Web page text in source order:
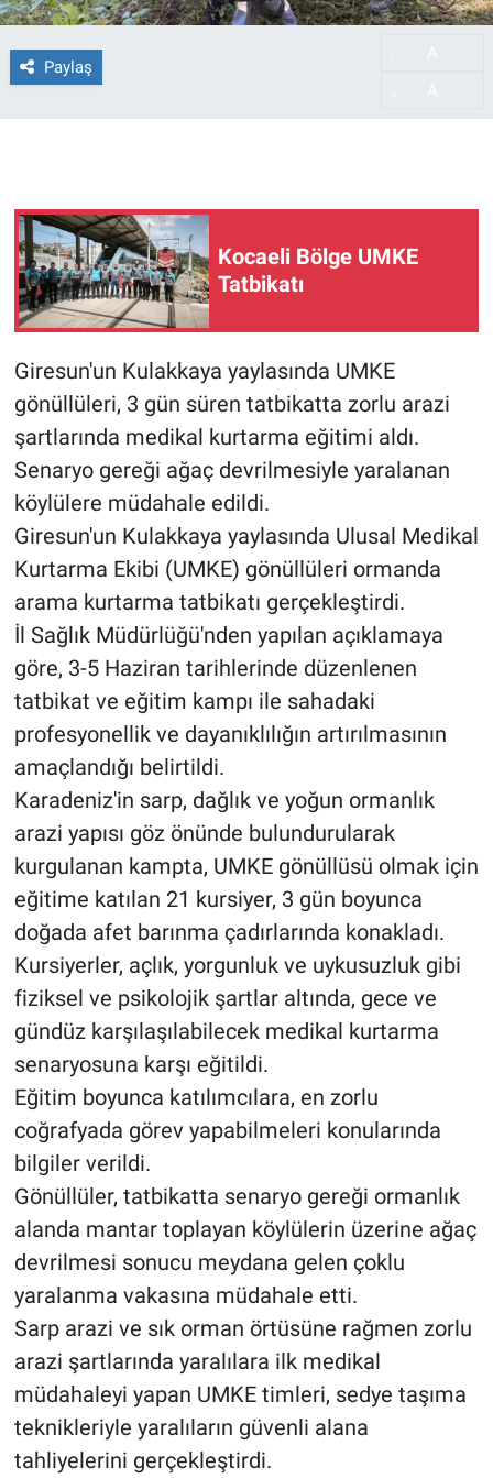
Paylaş
Kocaeli Bölge UMKE
Tatbikatı
Giresun'un Kulakkaya yaylasında UMKE
gönüllüleri, 3 gün süren tatbikatta zorlu arazi
şartlarında medikal kurtarma eğitimi aldı.
Senaryo gereği ağaç devrilmesiyle yaralanan
köylülere müdahale edildi.
Giresun'un Kulakkaya yaylasında Ulusal Medikal
Kurtarma Ekibi (UMKE) gönüllüleri ormanda
arama kurtarma tatbikatı gerçekleştirdi.
İl Sağlık Müdürlüğü'nden yapılan açıklamaya
göre, 3-5 Haziran tarihlerinde düzenlenen
tatbikat ve eğitim kampı ile sahadaki
profesyonellik ve dayanıklılığın artırılmasının
amaçlandığı belirtildi.
Karadeniz'in sarp, dağlık ve yoğun ormanlık
arazi yapısı göz önünde bulundurularak
kurgulanan kampta, UMKE gönüllüsü olmak için
eğitime katılan 21 kursiyer, 3 gün boyunca
doğada afet barınma çadırlarında konakladı.
Kursiyerler, açlık, yorgunluk ve uykusuzluk gibi
fiziksel ve psikolojik şartlar altında, gece ve
gündüz karşılaşılabilecek medikal kurtarma
senaryosuna karşı eğitildi.
Eğitim boyunca katılımcılara, en zorlu
coğrafyada görev yapabilmeleri konularında
bilgiler verildi.
Gönüllüler, tatbikatta senaryo gereği ormanlık
alanda mantar toplayan köylülerin üzerine ağaç
devrilmesi sonucu meydana gelen çoklu
yaralanma vakasına müdahale etti.
Sarp arazi ve sık orman örtüsüne rağmen zorlu
arazi şartlarında yaralılara ilk medikal
müdahaleyi yapan UMKE timleri, sedye taşıma
teknikleriyle yaralıların güvenli alana
tahliyelerini gerçekleştirdi.